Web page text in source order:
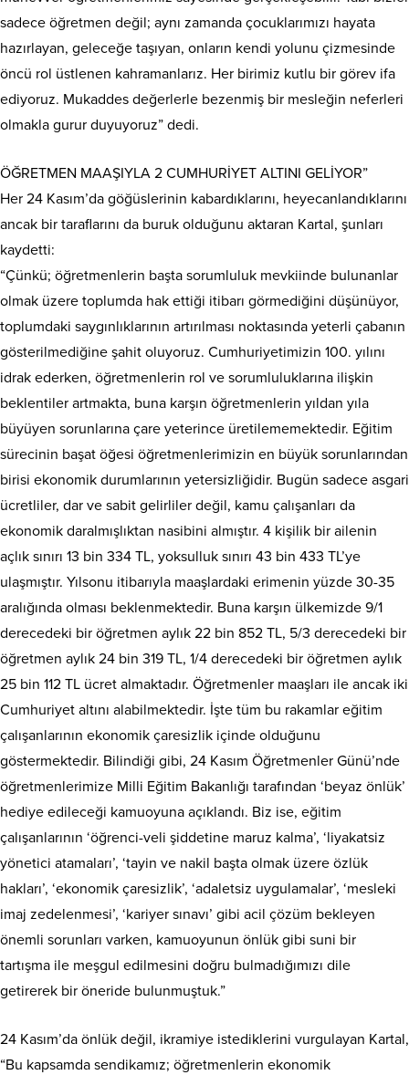
sadece öğretmen değil; aynı zamanda çocuklarımızı hayata
hazırlayan, geleceğe taşıyan, onların kendi yolunu çizmesinde
öncü rol üstlenen kahramanlarız. Her birimiz kutlu bir görev ifa
ediyoruz. Mukaddes değerlerle bezenmiş bir mesleğin neferleri
olmakla gurur duyuyoruz” dedi.
ÖĞRETMEN MAAŞIYLA 2 CUMHURİYET ALTINI GELİYOR”
Her 24 Kasım’da göğüslerinin kabardıklarını, heyecanlandıklarını
ancak bir taraflarını da buruk olduğunu aktaran Kartal, şunları
kaydetti:
“Çünkü; öğretmenlerin başta sorumluluk mevkiinde bulunanlar
olmak üzere toplumda hak ettiği itibarı görmediğini düşünüyor,
toplumdaki saygınlıklarının artırılması noktasında yeterli çabanın
gösterilmediğine şahit oluyoruz. Cumhuriyetimizin 100. yılını
idrak ederken, öğretmenlerin rol ve sorumluluklarına ilişkin
beklentiler artmakta, buna karşın öğretmenlerin yıldan yıla
büyüyen sorunlarına çare yeterince üretilememektedir. Eğitim
sürecinin başat öğesi öğretmenlerimizin en büyük sorunlarından
birisi ekonomik durumlarının yetersizliğidir. Bugün sadece asgari
ücretliler, dar ve sabit gelirliler değil, kamu çalışanları da
ekonomik daralmışlıktan nasibini almıştır. 4 kişilik bir ailenin
açlık sınırı 13 bin 334 TL, yoksulluk sınırı 43 bin 433 TL’ye
ulaşmıştır. Yılsonu itibarıyla maaşlardaki erimenin yüzde 30-35
aralığında olması beklenmektedir. Buna karşın ülkemizde 9/1
derecedeki bir öğretmen aylık 22 bin 852 TL, 5/3 derecedeki bir
öğretmen aylık 24 bin 319 TL, 1/4 derecedeki bir öğretmen aylık
25 bin 112 TL ücret almaktadır. Öğretmenler maaşları ile ancak iki
Cumhuriyet altını alabilmektedir. İşte tüm bu rakamlar eğitim
çalışanlarının ekonomik çaresizlik içinde olduğunu
göstermektedir. Bilindiği gibi, 24 Kasım Öğretmenler Günü’nde
öğretmenlerimize Milli Eğitim Bakanlığı tarafından ‘beyaz önlük’
hediye edileceği kamuoyuna açıklandı. Biz ise, eğitim
çalışanlarının ‘öğrenci-veli şiddetine maruz kalma’, ‘liyakatsiz
yönetici atamaları’, ‘tayin ve nakil başta olmak üzere özlük
hakları’, ‘ekonomik çaresizlik’, ‘adaletsiz uygulamalar’, ‘mesleki
imaj zedelenmesi’, ‘kariyer sınavı’ gibi acil çözüm bekleyen
önemli sorunları varken, kamuoyunun önlük gibi suni bir
tartışma ile meşgul edilmesini doğru bulmadığımızı dile
getirerek bir öneride bulunmuştuk.”
24 Kasım’da önlük değil, ikramiye istediklerini vurgulayan Kartal,
“Bu kapsamda sendikamız; öğretmenlerin ekonomik